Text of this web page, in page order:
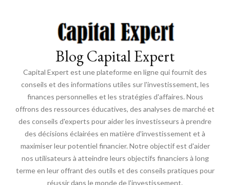
Blog Capital Expert
Capital Expert est une plateforme en ligne qui fournit des
conseils et des informations utiles sur l'investissement, les
finances personnelles et les stratégies d'affaires. Nous
offrons des ressources éducatives, des analyses de marché et
des conseils d'experts pour aider les investisseurs à prendre
des décisions éclairées en matière d'investissement et à
maximiser leur potentiel financier. Notre objectif est d'aider
nos utilisateurs à atteindre leurs objectifs financiers à long
terme en leur offrant des outils et des conseils pratiques pour
réussir dans le monde de l'investissement.